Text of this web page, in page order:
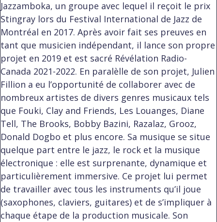
Jazzamboka, un groupe avec lequel il reçoit le prix
Stingray lors du Festival International de Jazz de
Montréal en 2017. Après avoir fait ses preuves en
tant que musicien indépendant, il lance son propre
projet en 2019 et est sacré Révélation Radio-
Canada 2021-2022. En paralèlle de son projet, Julien
Fillion a eu l’opportunité de collaborer avec de
nombreux artistes de divers genres musicaux tels
que Fouki, Clay and Friends, Les Louanges, Diane
Tell, The Brooks, Bobby Bazini, Razalaz, Grooz,
Donald Dogbo et plus encore. Sa musique se situe
quelque part entre le jazz, le rock et la musique
électronique : elle est surprenante, dynamique et
particulièrement immersive. Ce projet lui permet
de travailler avec tous les instruments qu’il joue
(saxophones, claviers, guitares) et de s’impliquer à
chaque étape de la production musicale. Son